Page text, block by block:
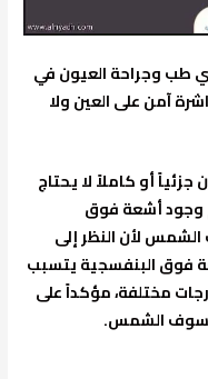
طب وجراحة العيون في
آمن على العين ولا
أو كاملاً لا يحتاج
وجود أشعة فوق
لأن النظر إلى
فوق البنفسجية يتسبب
مختلفة، مؤكداً على
الشمس.